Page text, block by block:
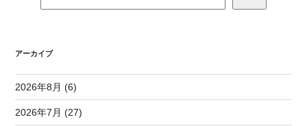
アーカイブ
2026年8月 (6)
2026年7月 (27)